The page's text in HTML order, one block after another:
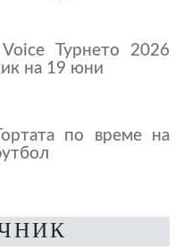
Турнето 2026
на 19 юни
по време на